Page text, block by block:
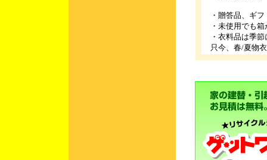
・贈答品、ギフ
・未使用でも箱
・衣料品は季節
只今、春/夏物